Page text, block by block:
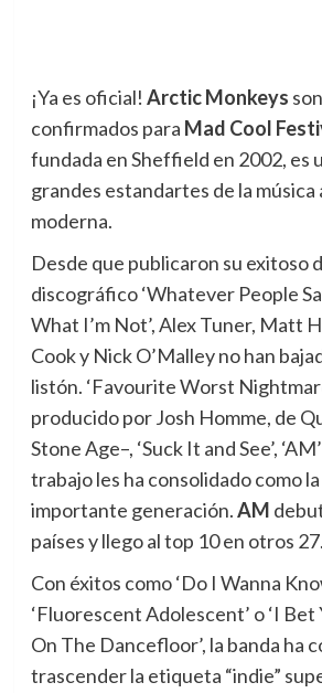
¡Ya es oficial! Arctic Monkeys
confirmados para Mad Cool
fundada en Sheffield en 2002, es
grandes estandartes de la
moderna.
Desde que publicaron su exitoso
discográfico ‘Whatever People
What I’m Not’, Alex Tuner, Matt
Cook y Nick O’Malley no han
listón. ‘Favourite Worst
producido por Josh Homme, de
Stone Age–, ‘Suck It and See’,
trabajo les ha consolidado como la
importante generación.AM
países y llego al top 10 en otros 27.
Con éxitos como ‘Do I Wanna
‘Fluorescent Adolescent’ o ‘I Bet
On The Dancefloor’, la banda ha
trascender la etiqueta “indie”